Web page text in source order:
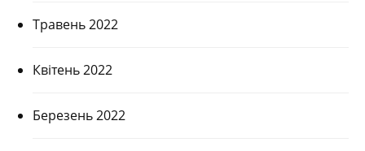
Травень 2022
Квітень 2022
Березень 2022